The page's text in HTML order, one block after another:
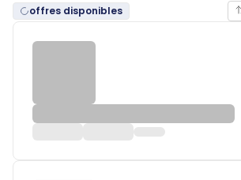
offres disponibles